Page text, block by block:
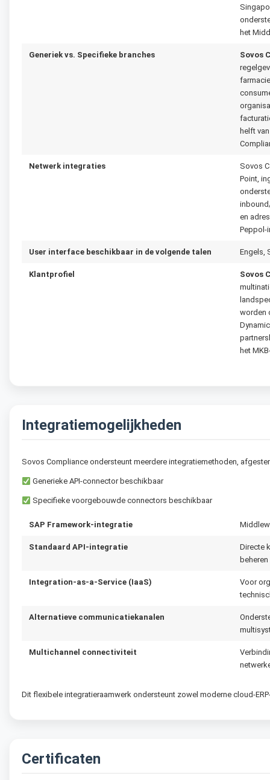
het
Generiek vs. Specifieke branches
Sovos
helft
Netwerk integraties
Sovos
Point,
en
Peppol-
User interface beschikbaar in de volgende talen Engels,
Klantprofiel
Sovos
worden
het
Integratiemogelijkheden
Sovos Compliance ondersteunt meerdere integratiemethoden,
Generieke API-connector beschikbaar
Specifieke voorgebouwde connectors beschikbaar
SAP Framework-integratie
Standaard API-integratie
Directe
Integration-as-a-Service (IaaS)
Voor
Alternatieve communicatiekanalen
Multichannel connectiviteit
Dit flexibele integratieraamwerk ondersteunt zowel moderne cloud-
Certificaten